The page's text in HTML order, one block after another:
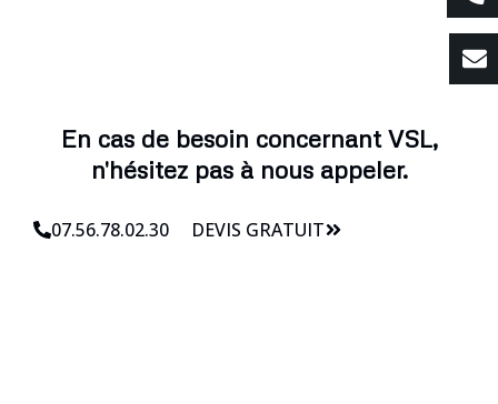
En cas de besoin concernant VSL,
n'hésitez pas à nous appeler.
07.56.78.02.30 DEVIS GRATUIT